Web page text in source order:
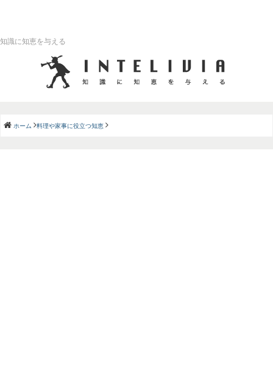
知識に知恵を与える
ホーム 料理や家事に役立つ知恵